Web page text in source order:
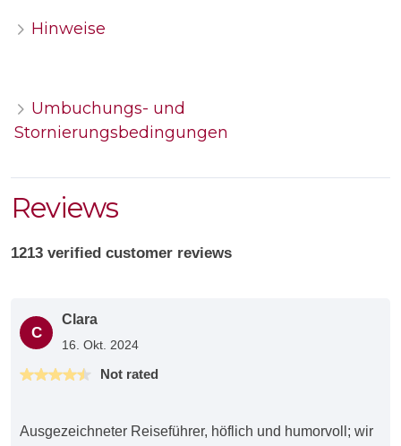
Hinweise
Umbuchungs- und
Stornierungsbedingungen
Reviews
1213 verified customer reviews
C
Clara
16. Okt. 2024
Not rated
Ausgezeichneter Reiseführer, höflich und humorvoll; wir